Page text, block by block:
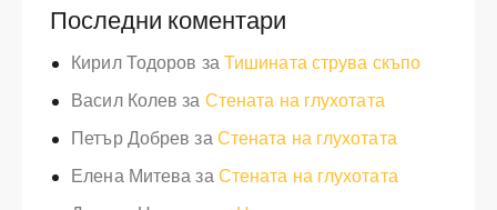
Последни коментари
Кирил Тодоров заТишината струва скъпо
Васил Колев за Стената на глухотата
Петър Добрев заСтената на глухотата
Елена МитевазаСтената на глухотата